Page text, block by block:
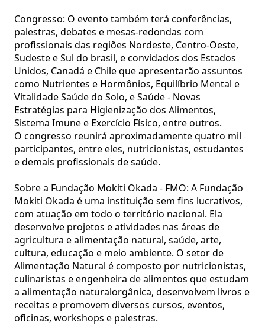
Congresso: O evento também terá conferências,
palestras, debates e mesas-redondas com
profissionais das regiões Nordeste, Centro-Oeste,
Sudeste e Sul do brasil, e convidados dos Estados
Unidos, Canadá e Chile que apresentarão assuntos
como Nutrientes e Hormônios, Equilíbrio Mental e
Vitalidade Saúde do Solo, e Saúde - Novas
Estratégias para Higienização dos Alimentos,
Sistema Imune e Exercício Físico, entre outros.
O congresso reunirá aproximadamente quatro mil
participantes, entre eles, nutricionistas, estudantes
e demais profissionais de saúde.
Sobre a Fundação Mokiti Okada - FMO: A Fundação
Mokiti Okada é uma instituição sem fins lucrativos,
com atuação em todo o território nacional. Ela
desenvolve projetos e atividades nas áreas de
agricultura e alimentação natural, saúde, arte,
cultura, educação e meio ambiente. O setor de
Alimentação Natural é composto por nutricionistas,
culinaristas e engenheira de alimentos que estudam
a alimentação naturalorgânica, desenvolvem livros e
receitas e promovem diversos cursos, eventos,
oficinas, workshops e palestras.